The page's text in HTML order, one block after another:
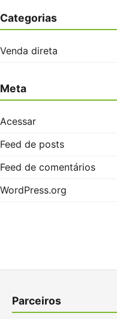
Categorias
Venda direta
Meta
Acessar
Feed de posts
Feed de comentários
WordPress.org
Parceiros